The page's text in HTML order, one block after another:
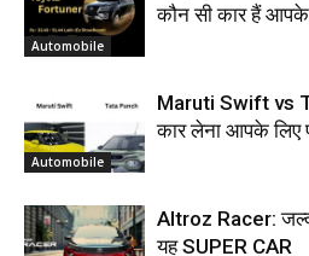
Automobile
कौन सी कार हैं
Automobile
Maruti Swift vs
कार लेना आपके लिए
Altroz Racer: जल्द
यह SUPER CAR